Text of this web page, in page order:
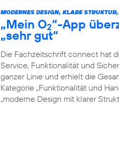
MODERNES DESIGN, KLARE
„Mein O2“-App
„sehr gut“
Die Fachzeitschrift connect hat
Service, Funktionalität und
ganzer Linie und erhielt die
Kategorie „Funktionalität und
„moderne Design mit klarer